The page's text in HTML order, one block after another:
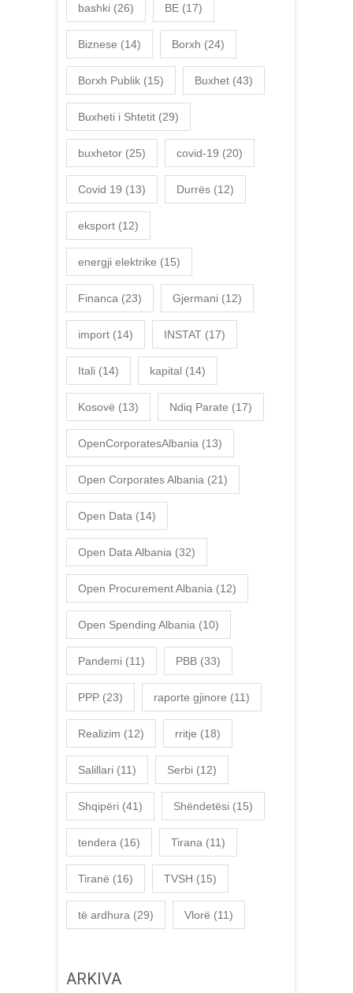
bashki (26) BE (17)
Biznese (14) Borxh (24)
Borxh Publik (15) Buxhet (43)
Buxheti i Shtetit (29)
buxhetor (25) covid-19 (20)
Covid 19 (13) Durrës (12)
eksport (12)
energji elektrike (15)
Financa (23) Gjermani (12)
import (14) INSTAT (17)
Itali (14) kapital (14)
Kosovë (13) Ndiq Parate (17)
OpenCorporatesAlbania (13)
Open Corporates Albania (21)
Open Data (14)
Open Data Albania (32)
Open Procurement Albania (12)
Open Spending Albania (10)
Pandemi (11) PBB (33)
PPP (23) raporte gjinore (11)
Realizim (12) rritje (18)
Salillari (11) Serbi (12)
Shqipëri (41) Shëndetësi (15)
tendera (16) Tirana (11)
Tiranë (16) TVSH (15)
të ardhura (29) Vlorë (11)
ARKIVA